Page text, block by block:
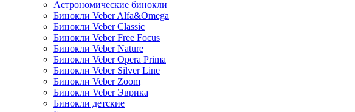
Астрономические бинокли
Бинокли Veber Alfa&Omega
Бинокли Veber Classic
Бинокли Veber Free Focus
Бинокли Veber Nature
Бинокли Veber Opera Prima
Бинокли Veber Silver Line
Бинокли Veber Zoom
Бинокли Veber Эврика
Бинокли детские